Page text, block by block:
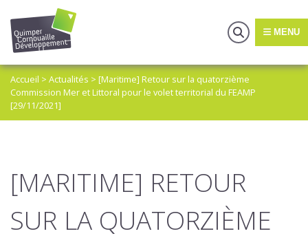
MENU
Accueil > Actualités > [Maritime] Retour sur la quatorzième
Commission Mer et Littoral pour le volet territorial du FEAMP
[29/11/2021]
[MARITIME] RETOUR
SUR LA QUATORZIÈME